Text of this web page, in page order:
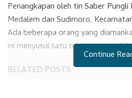
Penangkapan oleh tin Saber
Medalem dan Sudimoro,
Ada beberapa orang yang
ini menyusul satu orang yang
RELATED POSTS
Continue